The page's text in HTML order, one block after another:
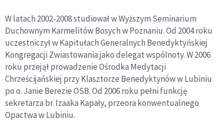
W latach 2002-2008 studiował w Wyższym Seminarium
Duchownym Karmelitów Bosych w Poznaniu. Od 2004 roku
uczestniczył w Kapitułach Generalnych Benedyktyńskiej
Kongregacji Zwiastowania jako delegat wspólnoty. W 2006
roku przejął prowadzenie Ośrodka Medytacji
Chrześcijańskiej przy Klasztorze Benedyktynów w Lubiniu
po o. Janie Berezie OSB. Od 2006 roku pełni funkcję
sekretarza br. Izaaka Kapały, przeora konwentualnego
Opactwa w Lubiniu.